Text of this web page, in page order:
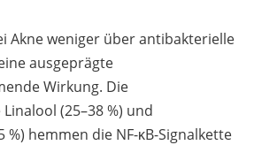
Akne weniger über antibakterielle
ausgeprägte
Wirkung. Die
(25–38 %) und
%) hemmen die NF-κB-Signalkette